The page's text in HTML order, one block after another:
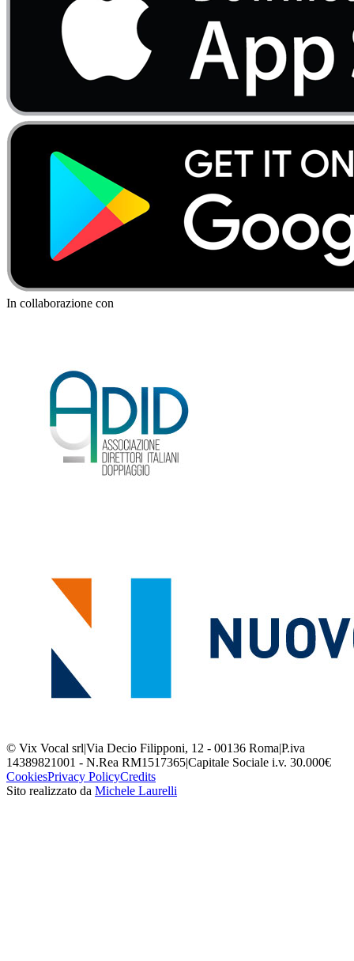
In collaborazione con
© Vix Vocal srl|Via Decio Filipponi, 12 - 00136 Roma|P.iva
14389821001 - N.Rea RM1517365|Capitale Sociale i.v. 30.000€
CookiesPrivacy PolicyCredits
Sito realizzato da Michele Laurelli